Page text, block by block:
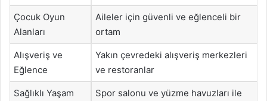
Çocuk Oyun
Alanları
Aileler için güvenli ve eğlenceli bir
ortam
Alışveriş ve
Eğlence
Yakın çevredeki alışveriş merkezleri
ve restoranlar
Sağlıklı Yaşam
Spor salonu ve yüzme havuzları ile